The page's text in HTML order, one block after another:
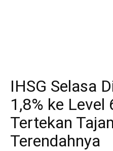
IHSG Selasa
1,8% ke Level
Tertekan
Terendahnya